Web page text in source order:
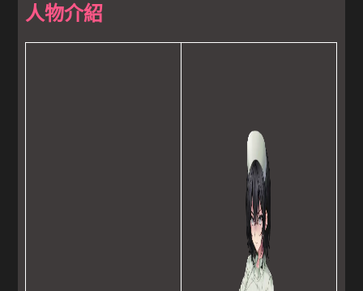
人物介紹